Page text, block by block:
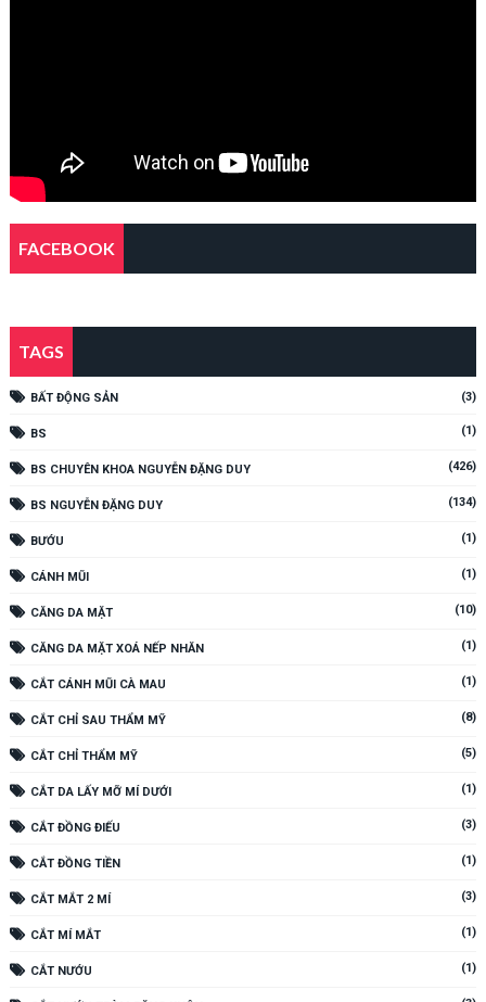
FACEBOOK
TAGS
BẤT ĐỘNG SẢN (3)
BS (1)
BS CHUYÊN KHOA NGUYỄN ĐẶNG DUY (426)
BS NGUYỄN ĐẶNG DUY (134)
BƯỚU (1)
CÁNH MŨI (1)
CĂNG DA MẶT (10)
CĂNG DA MẶT XOÁ NẾP NHĂN (1)
CẮT CÁNH MŨI CÀ MAU (1)
CẮT CHỈ SAU THẨM MỸ (8)
CẮT CHỈ THẨM MỸ (5)
CẮT DA LẤY MỠ MÍ DƯỚI (1)
CẮT ĐỒNG ĐIẾU (3)
CẮT ĐỒNG TIỀN (1)
CẮT MẮT 2 MÍ (3)
CẮT MÍ MẮT (1)
CẮT NƯỚU (1)